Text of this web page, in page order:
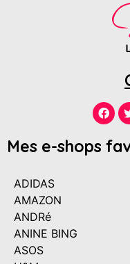
Mes e-shops
ADIDAS
AMAZON
ANDRé
ANINE BING
ASOS